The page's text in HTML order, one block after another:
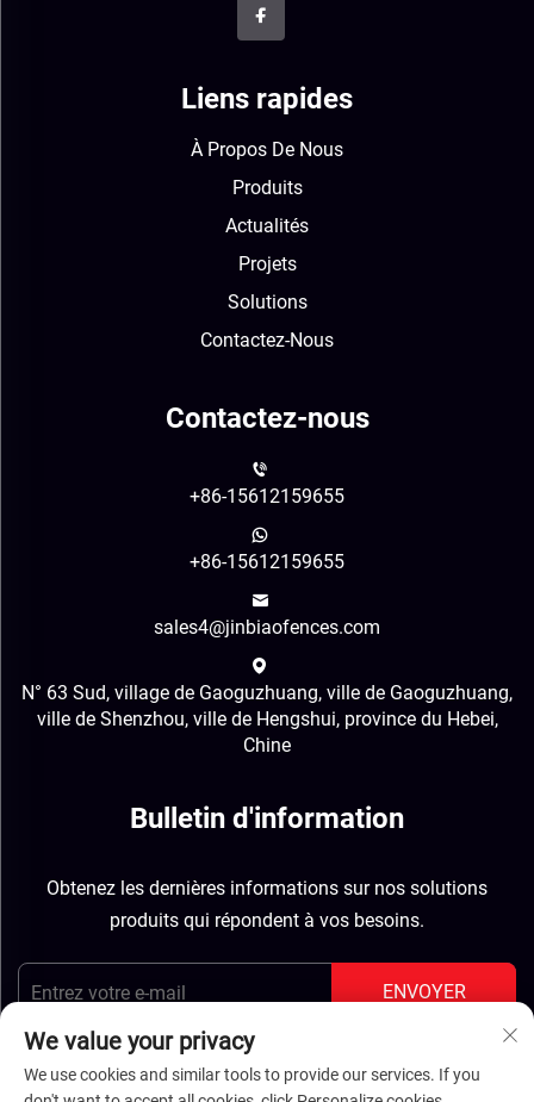
Liens rapides
À Propos De Nous
Produits
Actualités
Projets
Solutions
Contactez-Nous
Contactez-nous
+86-15612159655
+86-15612159655
sales4@jinbiaofences.com
N° 63 Sud, village de Gaoguzhuang, ville de Gaoguzhuang,
ville de Shenzhou, ville de Hengshui, province du Hebei,
Chine
Bulletin d'information
Obtenez les dernières informations sur nos solutions
produits qui répondent à vos besoins.
ENVOYER
We value your privacy
We use cookies and similar tools to provide our services. If you